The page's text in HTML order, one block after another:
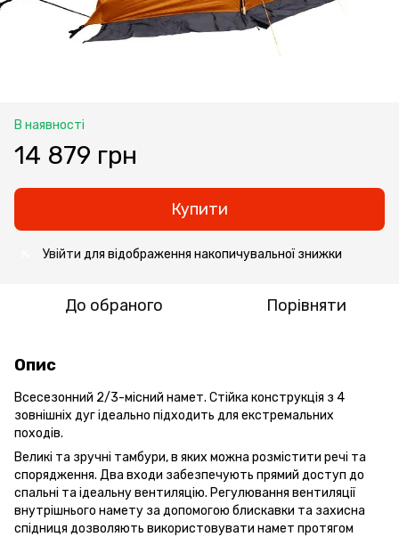
В наявності
14 879 грн
Купити
Увійти для відображення накопичувальної знижки
До обраного Порівняти
Опис
Всесезонний 2/3-місний намет. Стійка конструкція з 4
зовнішніх дуг ідеально підходить для екстремальних
походів.
Великі та зручні тамбури, в яких можна розмістити речі та
спорядження. Два входи забезпечують прямий доступ до
спальні та ідеальну вентиляцію. Регулювання вентиляції
внутрішнього намету за допомогою блискавки та захисна
спідниця дозволяють використовувати намет протягом